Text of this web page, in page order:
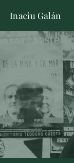
Inaciu Galán